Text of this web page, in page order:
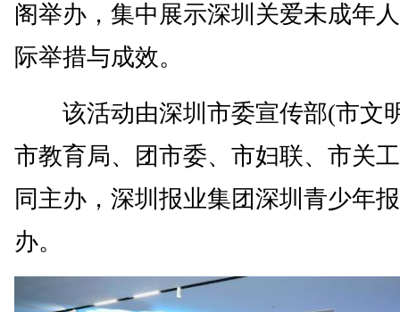
阁举办，集中展示深圳关爱未成年
际举措与成效。
该活动由深圳市委宣传部(市文
市教育局、团市委、市妇联、市关
同主办，深圳报业集团深圳青少年
办。